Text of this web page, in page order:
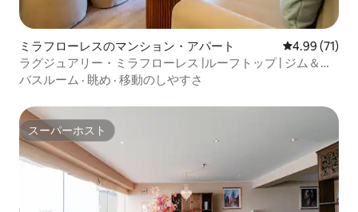
ミラフローレスのマンション・アパート レビュー71
4.99 (71)
ラグジュアリー・ミラフローレス |ルーフトップ | ジム＆コ
ワーキング
バスルーム · 眺め · 移動のしやすさ
スーパーホスト
スーパーホスト